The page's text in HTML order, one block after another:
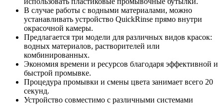
В случае работы с водными материалами, можно
устанавливать устройство QuickRinse прямо внутри
окрасочной камеры.
Предлагается три модели для различных видов красок:
водных материалов, растворителей или
комбинированных.
Экономия времени и ресурсов благодаря эффективной и
быстрой промывке.
Процедура промывки и смены цвета занимает всего 20
секунд.
Устройство совместимо с различными системами